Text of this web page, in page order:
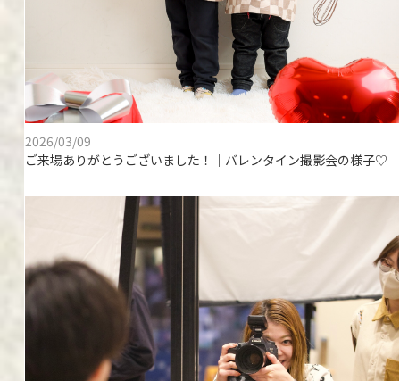
2026/03/09
ご来場ありがとうございました！｜バレンタイン撮影会の様子♡